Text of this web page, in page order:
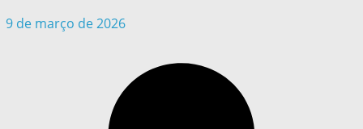
9 de março de 2026